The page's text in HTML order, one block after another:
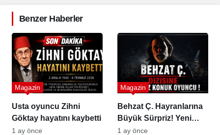
Benzer Haberler
Usta oyuncu Zihni
Göktay hayatını kaybetti
Magazin
1 ay önce
Behzat Ç. Hayranlarına
Büyük Sürpriz! Yeni
Sezonda Geri Dönüyor
Magazin
1 ay önce